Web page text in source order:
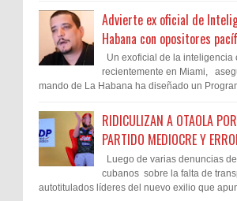
Advierte ex oficial de
Habana con opositores
Un exoficial de la inteligencia
recientemente en Miami,
mando de La Habana ha diseñado un
RIDICULIZAN A OTAOLA
PARTIDO MEDIOCRE Y
Luego de varias denuncias
cubanos sobre la falta de
autotitulados líderes del nuevo exilio que